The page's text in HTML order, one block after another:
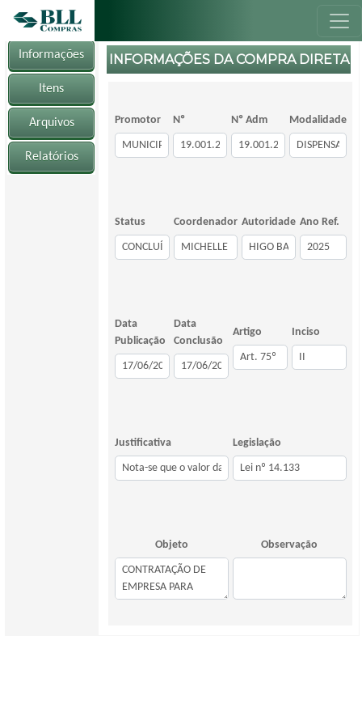
Informações
Itens
Arquivos
Relatórios
INFORMAÇÕES DA COMPRA DIRETA
Promotor Nº Nº Adm Modalidade
Status Coordenador Autoridade Ano Ref.
Data
Publicação
Data
Conclusão
Artigo Inciso
Justificativa Legislação
Objeto Observação